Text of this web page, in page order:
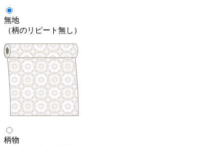
無地
（柄のリピート無し）
柄物